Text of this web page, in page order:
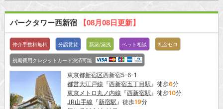
パークタワー西新宿 【08月08日更新】
仲介手数料無料 分譲賃貸 新築/築浅 ペット相談 礼金ゼロ
初期費用クレジットカード決済可能
東京都新宿区西新宿5-6-1
都営大江戸線 『西新宿五丁目駅 』徒歩6分
東京メトロ丸ノ内線 『西新宿駅 』徒歩10分
JR山手線 『新宿駅 』徒歩19分